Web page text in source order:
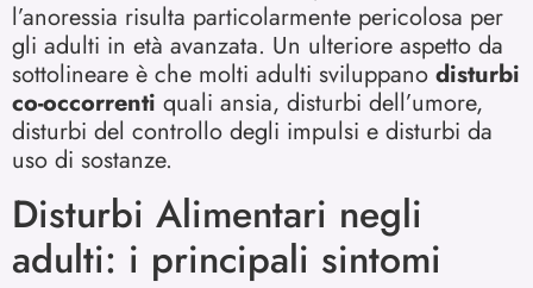
l’anoressia risulta particolarmente pericolosa per
gli adulti in età avanzata. Un ulteriore aspetto da
sottolineare è che molti adulti sviluppano disturbi
co-occorrenti quali ansia, disturbi dell’umore,
disturbi del controllo degli impulsi e disturbi da
uso di sostanze.
Disturbi Alimentari negli
adulti: i principali sintomi